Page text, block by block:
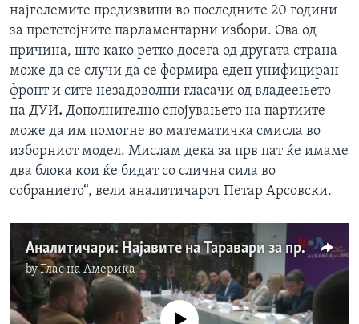
најголемите предизвици во последните 20 години
за претстојните парламентарни избори. Ова од
причина, што како ретко досега од другата страна
може да се случи да се формира еден унифициран
фронт и сите незадоволни гласачи од владеењето
на ДУИ. Дополнително спојувањето на партиите
може да им помогне во математичка смисла во
изборниот модел. Мислам дека за прв пат ќе имаме
два блока кои ќе бидат со слична сила во
собранието“, вели аналитичарот Петар Арсовски.
Аналитичари: Најавите на Таравари за приклучување на АА кон албанската опозиција, се шанса ДУИ да биде симната од власт
byГлас на Америка
No media source currently available